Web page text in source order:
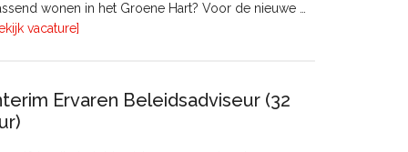
wonen in het Groene Hart? Voor de nieuwe …
vacature]
Commissarissen
Ervaren Beleidsadviseur (32